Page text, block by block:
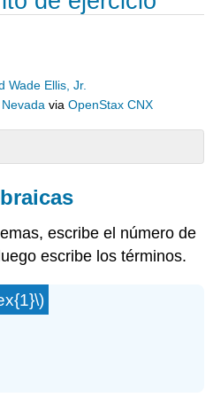
Wade Ellis, Jr.
viaOpenStax CNX
escribe el número de
escribe los términos.